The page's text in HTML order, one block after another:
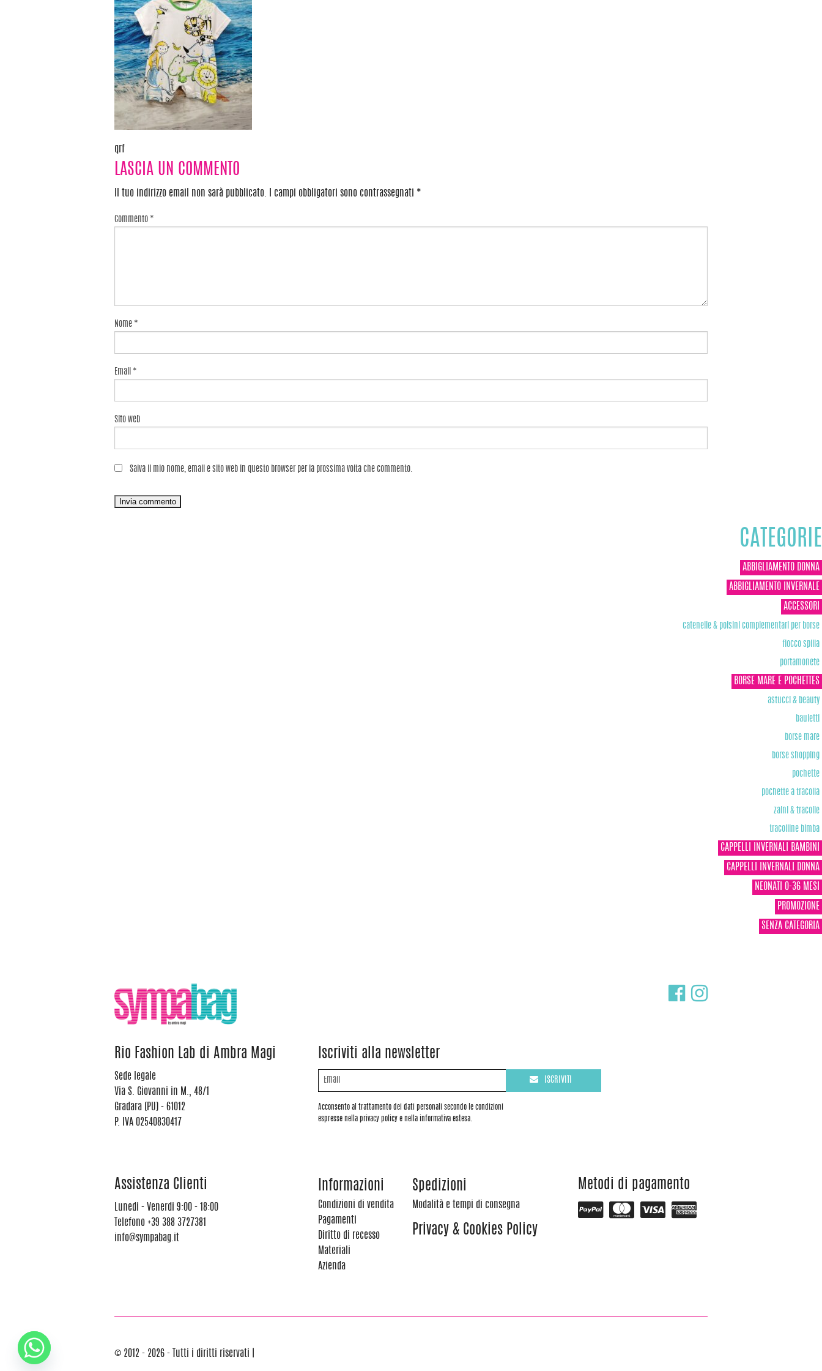
Navigazione
articoli
qrf
LASCIA UN COMMENTO
Il tuo indirizzo email non sarà pubblicato. I campi obbligatori sono contrassegnati *
Commento *
Nome *
Email *
Sito web
Salva il mio nome, email e sito web in questo browser per la prossima volta che commento.
CATEGORIE
ABBIGLIAMENTO DONNA
ABBIGLIAMENTO INVERNALE
ACCESSORI
catenelle & polsini complementari per borse
fiocco spilla
portamonete
BORSE MARE E POCHETTES
astucci & beauty
bauletti
borse mare
borse shopping
pochette
pochette a tracolla
zaini & tracolle
tracolline bimba
CAPPELLI INVERNALI BAMBINI
CAPPELLI INVERNALI DONNA
NEONATI 0-36 MESI
PROMOZIONE
SENZA CATEGORIA
Rio Fashion Lab di Ambra Magi
Sede legale
Via S. Giovanni in M., 48/1
Gradara (PU) - 61012
P. IVA 02540830417
Iscriviti alla newsletter
Acconsento al trattamento dei dati personali secondo le condizioni
espresse nella privacy policy e nella informativa estesa.
ISCRIVITI
Assistenza Clienti
Lunedi - Venerdi 9:00 - 18:00
Telefono +39 388 3727381
info@sympabag.it
Informazioni
Condizioni di vendita
Pagamenti
Diritto di recesso
Materiali
Azienda
Spedizioni
Modalità e tempi di consegna
Privacy & Cookies Policy
Metodi di pagamento
© 2012 - 2026 - Tutti i diritti riservati |